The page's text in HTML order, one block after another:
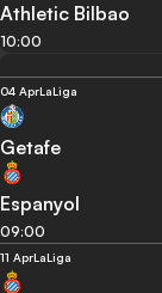
Athletic Bilbao
10:00
04 AprLaLiga
Getafe
Espanyol
09:00
11 AprLaLiga